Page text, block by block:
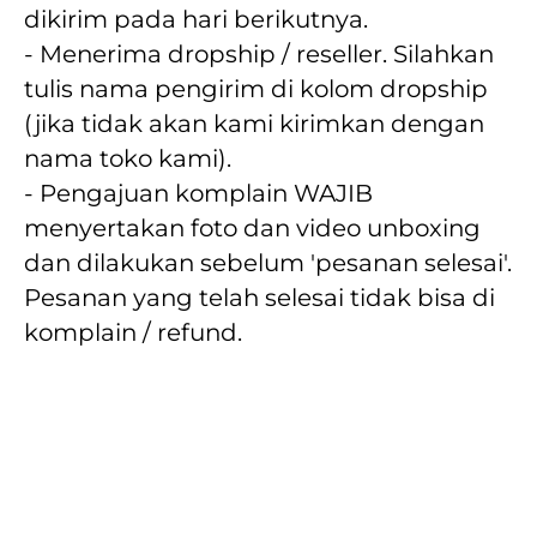
dikirim pada hari berikutnya.
- Menerima dropship / reseller. Silahkan
tulis nama pengirim di kolom dropship
(jika tidak akan kami kirimkan dengan
nama toko kami).
- Pengajuan komplain WAJIB
menyertakan foto dan video unboxing
dan dilakukan sebelum 'pesanan selesai'.
Pesanan yang telah selesai tidak bisa di
komplain / refund.